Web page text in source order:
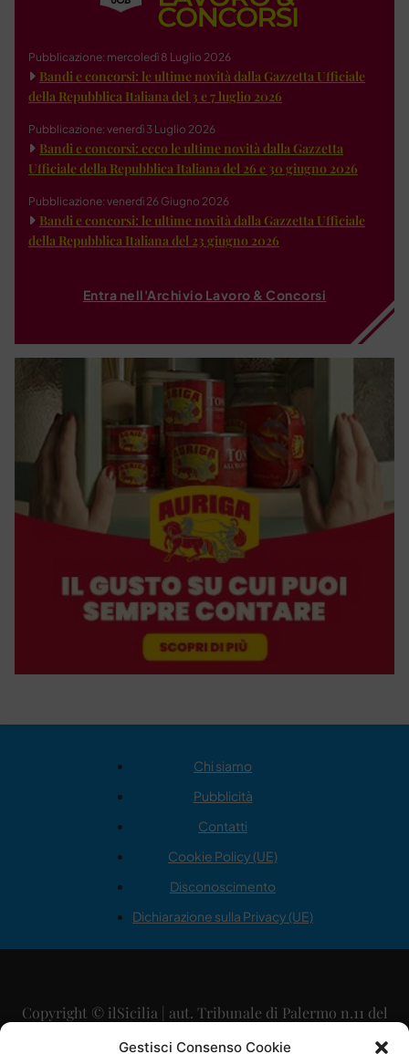
Gestisci Consenso Cookie
Pubblicazione: mercoledì 8 Luglio 2026
Bandi e concorsi: le ultime novità dalla Gazzetta Ufficiale
della Repubblica Italiana del 3 e 7 luglio 2026
Pubblicazione: venerdì 3 Luglio 2026
Bandi e concorsi: ecco le ultime novità dalla Gazzetta
Ufficiale della Repubblica Italiana del 26 e 30 giugno 2026
Pubblicazione: venerdì 26 Giugno 2026
Bandi e concorsi: le ultime novità dalla Gazzetta Ufficiale
della Repubblica Italiana del 23 giugno 2026
Entra nell'Archivio Lavoro & Concorsi
Chi siamo
Pubblicità
Contatti
Cookie Policy (UE)
Disconoscimento
Dichiarazione sulla Privacy (UE)
Copyright © ilSicilia | aut. Tribunale di Palermo n.11 del
29/09/2015